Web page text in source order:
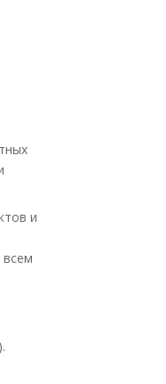
и
всем